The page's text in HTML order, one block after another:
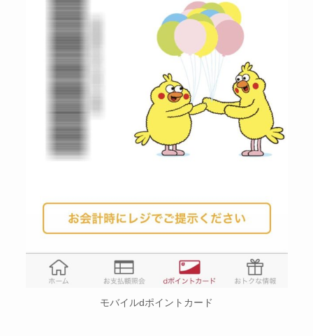
モバイルdポイントカード